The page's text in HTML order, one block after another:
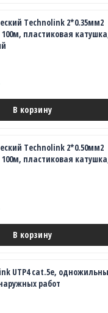
Technolink 2*0.35мм2
100м, пластиковая
В корзину
Technolink 2*0.50мм2
100м, пластиковая
В корзину
UTP4 cat.5е,
работ